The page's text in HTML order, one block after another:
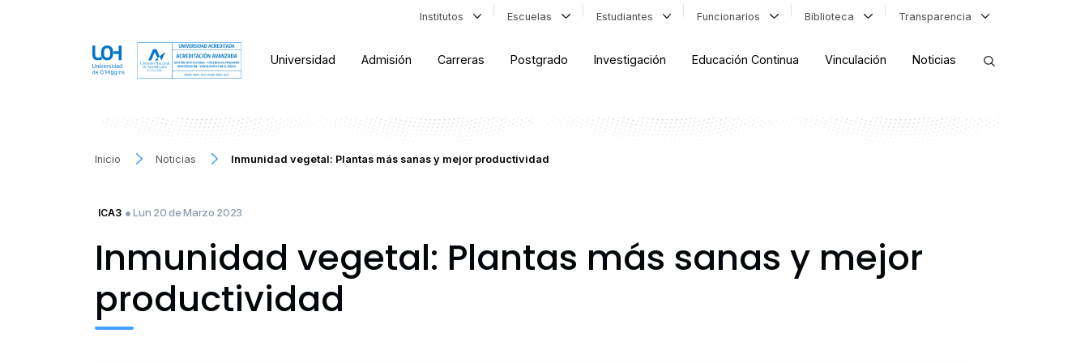
Institutos Escuelas Estudiantes Funcionarios Biblioteca Transparencia
Universidad Admisión Carreras Postgrado Investigación Educación Continua Vinculación Noticias
Inicio Noticias Inmunidad vegetal: Plantas más sanas y mejor productividad
ICA3 ● Lun 20 de Marzo 2023
Inmunidad vegetal: Plantas más sanas y mejor
productividad